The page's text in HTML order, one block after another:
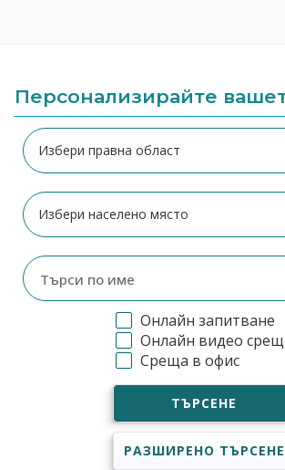
Персонализирайте
Онлайн запитване
Онлайн видео
Среща в офис
ТЪРСЕНЕ
РАЗШИРЕНО ТЪРСЕНЕ